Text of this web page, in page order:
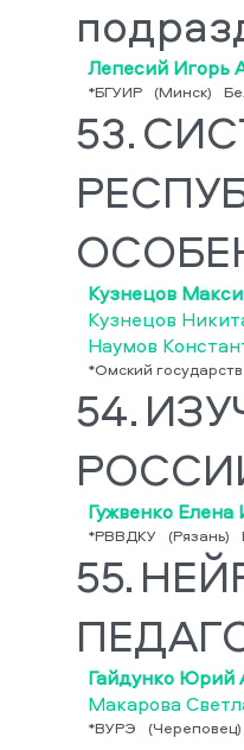
Лепесий Игорь
*БГУИР (Минск)
53.
Кузнецов
Кузнецов
Наумов
*Омский
54.
Гужвенко Елена
*РВВДКУ (Рязань)
55.
Гайдунко Юрий
Макарова
*ВУРЭ (Череповец)